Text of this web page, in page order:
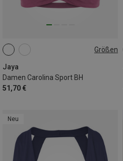
Größen
Jaya
Damen Carolina Sport BH
51,70 €
S M
Neu